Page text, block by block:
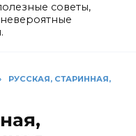
советы,
РУССКАЯ, СТАРИННАЯ,